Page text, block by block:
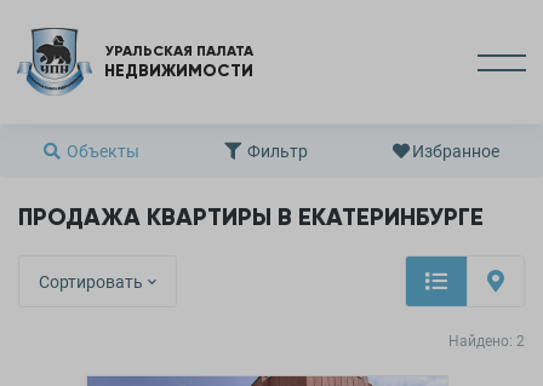
УРАЛЬСКАЯ ПАЛАТА
НЕДВИЖИМОСТИ
Объекты Фильтр Избранное
ПРОДАЖА КВАРТИРЫ В ЕКАТЕРИНБУРГЕ
Сортировать
Найдено: 2